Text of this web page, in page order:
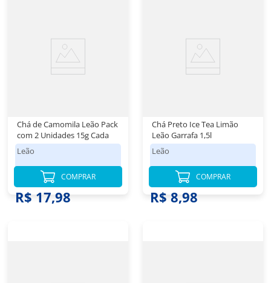
Chá de Camomila Leão Pack
com 2 Unidades 15g Cada
Leão
R$ 17,98
COMPRAR
Chá Preto Ice Tea Limão
Leão Garrafa 1,5l
Leão
R$ 8,98
COMPRAR